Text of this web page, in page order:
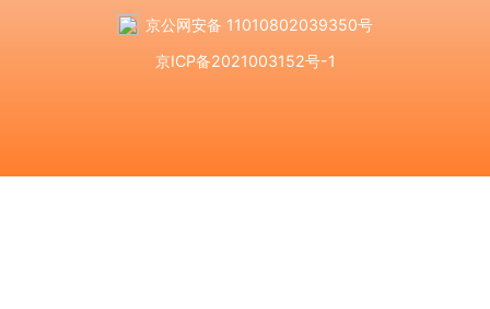
京公网安备 11010802039350号
京ICP备2021003152号-1